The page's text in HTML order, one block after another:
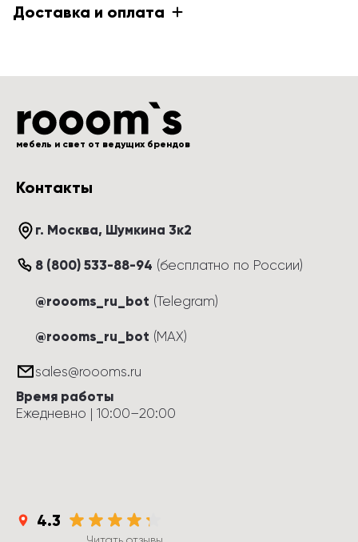
Доставка и оплата
мебель и свет от ведущих брендов
Контакты
г. Москва, Шумкина 3к2
8 (800) 533-88-94 (бесплатно по России)
@roooms_ru_bot (Telegram)
@roooms_ru_bot (MAX)
sales@roooms.ru
Время работы
Ежедневно | 10:00–20:00
4.3